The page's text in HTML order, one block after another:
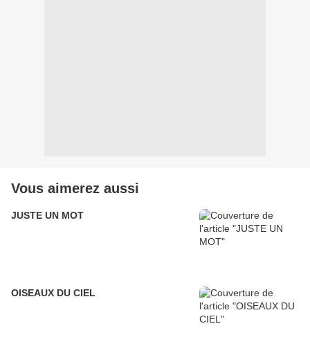
Vous aimerez aussi
JUSTE UN MOT
OISEAUX DU CIEL